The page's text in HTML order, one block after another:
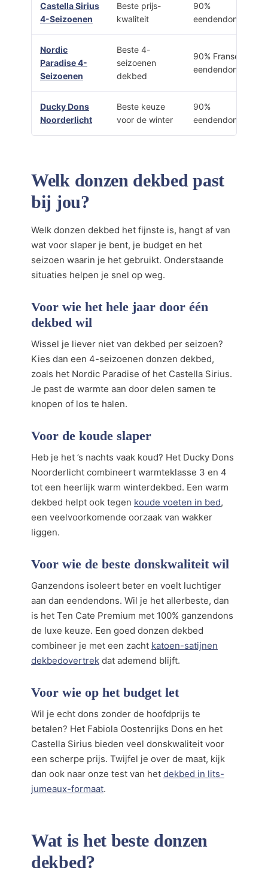
Castella Sirius
4-Seizoenen
Beste prijs-
kwaliteit
90%
eendendons
Nordic
Paradise 4-
Seizoenen
Beste 4-
seizoenen
dekbed
90% Franse
eendendons
Ducky Dons
Noorderlicht
Beste keuze
voor de winter
90%
eendendons
Welk donzen dekbed past
bij jou?
Welk donzen dekbed het fijnste is, hangt af van
wat voor slaper je bent, je budget en het
seizoen waarin je het gebruikt. Onderstaande
situaties helpen je snel op weg.
Voor wie het hele jaar door één
dekbed wil
Wissel je liever niet van dekbed per seizoen?
Kies dan een 4-seizoenen donzen dekbed,
zoals het Nordic Paradise of het Castella Sirius.
Je past de warmte aan door delen samen te
knopen of los te halen.
Voor de koude slaper
Heb je het ’s nachts vaak koud? Het Ducky Dons
Noorderlicht combineert warmteklasse 3 en 4
tot een heerlijk warm winterdekbed. Een warm
dekbed helpt ook tegen koude voeten in bed,
een veelvoorkomende oorzaak van wakker
liggen.
Voor wie de beste donskwaliteit wil
Ganzendons isoleert beter en voelt luchtiger
aan dan eendendons. Wil je het allerbeste, dan
is het Ten Cate Premium met 100% ganzendons
de luxe keuze. Een goed donzen dekbed
combineer je met een zacht katoen-satijnen
dekbedovertrek dat ademend blijft.
Voor wie op het budget let
Wil je echt dons zonder de hoofdprijs te
betalen? Het Fabiola Oostenrijks Dons en het
Castella Sirius bieden veel donskwaliteit voor
een scherpe prijs. Twijfel je over de maat, kijk
dan ook naar onze test van het dekbed in lits-
jumeaux-formaat.
Wat is het beste donzen
dekbed?